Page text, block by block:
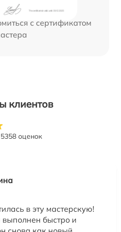
с сертификатом
клиентов
5358 оценок
в эту мастерскую!
быстро и